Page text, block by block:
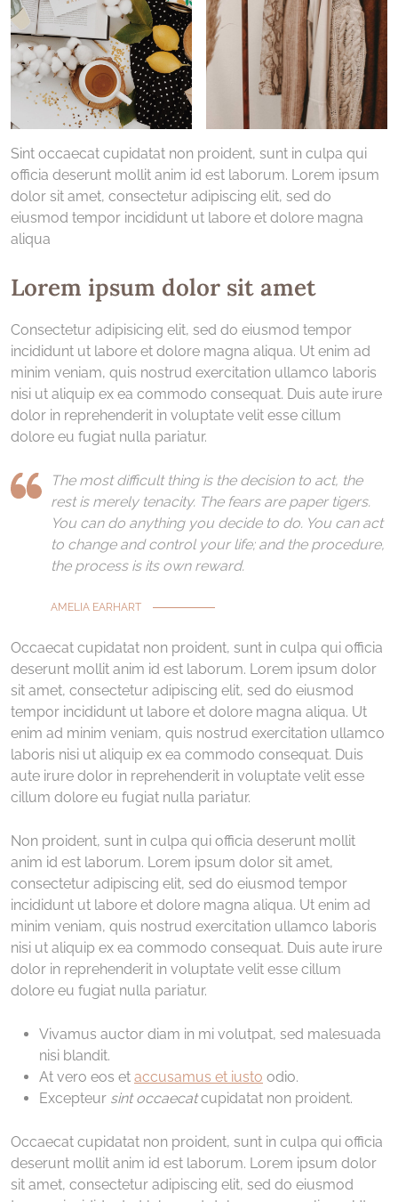
Sint occaecat cupidatat non proident, sunt in culpa qui
officia deserunt mollit anim id est laborum. Lorem ipsum
dolor sit amet, consectetur adipiscing elit, sed do
eiusmod tempor incididunt ut labore et dolore magna
aliqua
Lorem ipsum dolor sit amet
Consectetur adipisicing elit, sed do eiusmod tempor
incididunt ut labore et dolore magna aliqua. Ut enim ad
minim veniam, quis nostrud exercitation ullamco laboris
nisi ut aliquip ex ea commodo consequat. Duis aute irure
dolor in reprehenderit in voluptate velit esse cillum
dolore eu fugiat nulla pariatur.
The most difficult thing is the decision to act, the
rest is merely tenacity. The fears are paper tigers.
You can do anything you decide to do. You can act
to change and control your life; and the procedure,
the process is its own reward.
AMELIA EARHART
Occaecat cupidatat non proident, sunt in culpa qui officia
deserunt mollit anim id est laborum. Lorem ipsum dolor
sit amet, consectetur adipiscing elit, sed do eiusmod
tempor incididunt ut labore et dolore magna aliqua. Ut
enim ad minim veniam, quis nostrud exercitation ullamco
laboris nisi ut aliquip ex ea commodo consequat. Duis
aute irure dolor in reprehenderit in voluptate velit esse
cillum dolore eu fugiat nulla pariatur.
Non proident, sunt in culpa qui officia deserunt mollit
anim id est laborum. Lorem ipsum dolor sit amet,
consectetur adipiscing elit, sed do eiusmod tempor
incididunt ut labore et dolore magna aliqua. Ut enim ad
minim veniam, quis nostrud exercitation ullamco laboris
nisi ut aliquip ex ea commodo consequat. Duis aute irure
dolor in reprehenderit in voluptate velit esse cillum
dolore eu fugiat nulla pariatur.
Vivamus auctor diam in mi volutpat, sed malesuada
nisi blandit.
At vero eos et accusamus et iusto odio.
Excepteur sint occaecatcupidatat non proident.
Occaecat cupidatat non proident, sunt in culpa qui officia
deserunt mollit anim id est laborum. Lorem ipsum dolor
sit amet, consectetur adipiscing elit, sed do eiusmod